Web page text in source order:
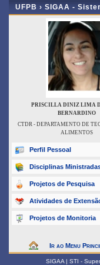
UFPB › SIGAA -
PRISCILLA DINIZ LIMA
BERNARDINO
CTDR - DEPARTAMENTO DE
ALIMENTOS
Perfil Pessoal
Disciplinas
Projetos de Pesquisa
Atividades de
Projetos de Monitoria
Ir ao Menu
SIGAA | STI -